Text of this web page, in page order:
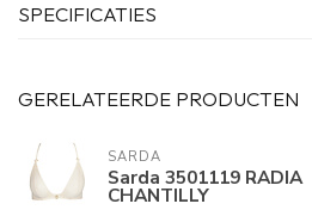
SPECIFICATIES
GERELATEERDE PRODUCTEN
SARDA
Sarda 3501119 RADIA
CHANTILLY